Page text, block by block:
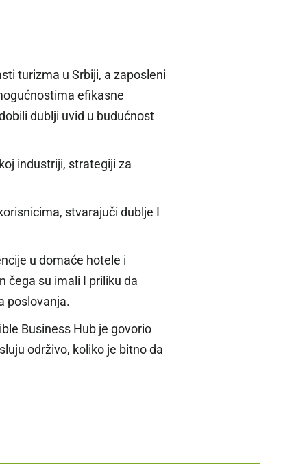
turizma u Srbiji, a zaposleni
efikasne
dublji uvid u budućnost
industriji, strategiji za
stvarajuči dublje I
u domaće hotele i
čega su imali I priliku da
poslovanja.
Business Hub je govorio
održivo, koliko je bitno da